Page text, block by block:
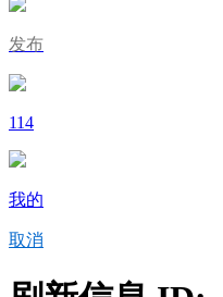
发布
114
我的
取消